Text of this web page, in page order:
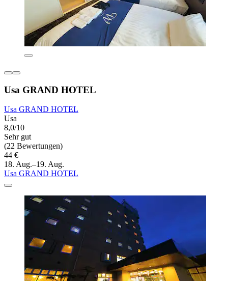
Usa GRAND HOTEL
Usa GRAND HOTEL
Usa
8,0/10
Sehr gut
(22 Bewertungen)
44 €
18. Aug.–19. Aug.
Usa GRAND HOTEL